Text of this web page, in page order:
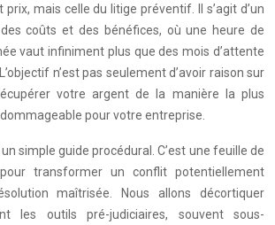
mais celle du litige préventif. Il s’agit d’un
coûts et des bénéfices, où une heure de
vaut infiniment plus que des mois d’attente
n’est pas seulement d’avoir raison sur
votre argent de la manière la plus
pour votre entreprise.
simple guide procédural. C’est une feuille de
transformer un conflit potentiellement
maîtrisée. Nous allons décortiquer
les outils pré-judiciaires, souvent sous-